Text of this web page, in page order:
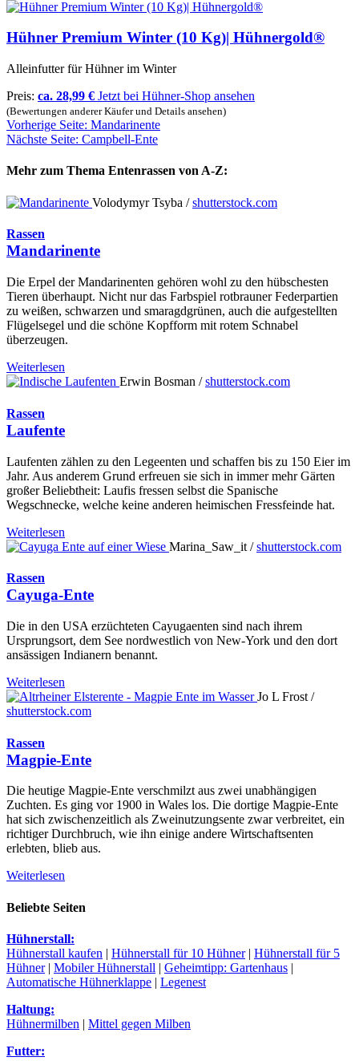
Hühner Premium Winter (10 Kg)| Hühnergold®
Alleinfutter für Hühner im Winter
Preis: ca. 28,99 € Jetzt bei Hühner-Shop ansehen
(Bewertungen anderer Käufer und Details ansehen)
Vorherige Seite: Mandarinente
Nächste Seite: Campbell-Ente
Mehr zum Thema Entenrassen von A-Z:
Volodymyr Tsyba /shutterstock.com
Rassen
Mandarinente
Die Erpel der Mandarinenten gehören wohl zu den hübschesten
Tieren überhaupt. Nicht nur das Farbspiel rotbrauner Federpartien
zu weißen, schwarzen und smaragdgrünen, auch die aufgestellten
Flügelsegel und die schöne Kopfform mit rotem Schnabel
überzeugen.
Weiterlesen
Erwin Bosman /shutterstock.com
Rassen
Laufente
Laufenten zählen zu den Legeenten und schaffen bis zu 150 Eier im
Jahr. Aus anderem Grund erfreuen sie sich in immer mehr Gärten
großer Beliebtheit: Laufis fressen selbst die Spanische
Wegschnecke, welche keine anderen heimischen Fressfeinde hat.
Weiterlesen
Marina_Saw_it /shutterstock.com
Rassen
Cayuga-Ente
Die in den USA erzüchteten Cayugaenten sind nach ihrem
Ursprungsort, dem See nordwestlich von New-York und den dort
ansässigen Indianern benannt.
Weiterlesen
Jo L Frost /
shutterstock.com
Rassen
Magpie-Ente
Die heutige Magpie-Ente verschmilzt aus zwei unabhängigen
Zuchten. Es ging vor 1900 in Wales los. Die dortige Magpie-Ente
hat sich zwischenzeitlich als Zweinutzungsente zwar verbreitet, ein
richtiger Durchbruch, wie ihn einige andere Wirtschaftsenten
erlebten, blieb aus.
Weiterlesen
Beliebte Seiten
Hühnerstall:
Hühnerstall kaufen | Hühnerstall für 10 Hühner| Hühnerstall für 5
Hühner| Mobiler Hühnerstall | Geheimtipp: Gartenhaus |
Automatische Hühnerklappe | Legenest
Haltung:
Hühnermilben | Mittel gegen Milben
Futter: